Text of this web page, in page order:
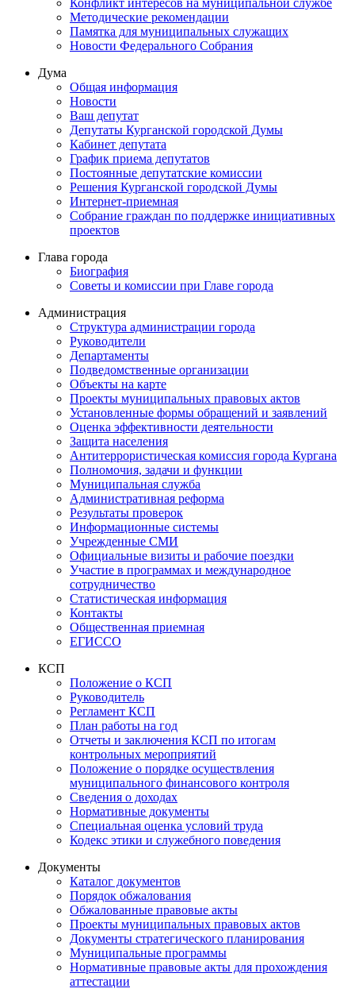
Методические рекомендации
Памятка для муниципальных служащих
Новости Федерального Cобрания
Дума
Общая информация
Новости
Ваш депутат
Депутаты Курганской городской Думы
Кабинет депутата
График приема депутатов
Постоянные депутатские комиссии
Решения Курганской городской Думы
Интернет-приемная
Собрание граждан по поддержке инициативных
проектов
Глава города
Биография
Советы и комиссии при Главе города
Администрация
Структура администрации города
Руководители
Департаменты
Подведомственные организации
Объекты на карте
Проекты муниципальных правовых актов
Установленные формы обращений и заявлений
Оценка эффективности деятельности
Защита населения
Антитеррористическая комиссия города Кургана
Полномочия, задачи и функции
Муниципальная служба
Административная реформа
Результаты проверок
Информационные системы
Учрежденные СМИ
Официальные визиты и рабочие поездки
Участие в программах и международное
сотрудничество
Статистическая информация
Контакты
Общественная приемная
ЕГИССО
КСП
Положение о КСП
Руководитель
Регламент КСП
План работы на год
Отчеты и заключения КСП по итогам
контрольных мероприятий
Положение о порядке осуществления
муниципального финансового контроля
Сведения о доходах
Нормативные документы
Специальная оценка условий труда
Кодекс этики и служебного поведения
Документы
Каталог документов
Порядок обжалования
Обжалованные правовые акты
Проекты муниципальных правовых актов
Документы стратегического планирования
Муниципальные программы
Нормативные правовые акты для прохождения
аттестации